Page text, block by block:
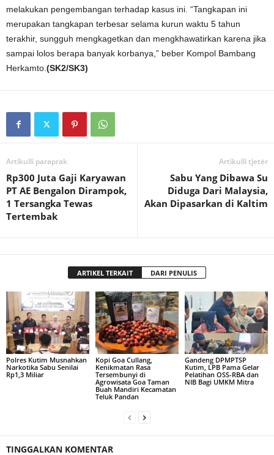
melakukan pengembangan terhadap kasus ini. “Tangkapan ini
merupakan tangkapan terbesar selama kurun waktu 5 tahun
terakhir, sungguh mengkagetkan dan mengkhawatirkan karena jika
sampai lolos berapa banyak korbanya,” beber Kompol Bambang
Herkamto. (SK2/SK3)
Artikulli paraprak
Rp300 Juta Gaji Karyawan
PT AE Bengalon Dirampok,
1 Tersangka Tewas
Tertembak
Artikulli tjetër
Sabu Yang Dibawa Su
Diduga Dari Malaysia,
Akan Dipasarkan di Kaltim
ARTIKEL TERKAIT DARI PENULIS
Polres Kutim Musnahkan
Narkotika Sabu Senilai
Rp1,3 Miliar
Kopi Goa Cullang,
Kenikmatan Rasa
Tersembunyi di
Agrowisata Goa Taman
Buah Mandiri Kecamatan
Teluk Pandan
Gandeng DPMPTSP
Kutim, LPB Pama Gelar
Pelatihan OSS-RBA dan
NIB Bagi UMKM Mitra
TINGGALKAN KOMENTAR